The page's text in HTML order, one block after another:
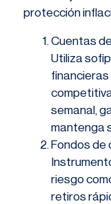
protección
Cuentas
Utiliza
semanal,
mantenga
Fondos de
riesgo
retiros